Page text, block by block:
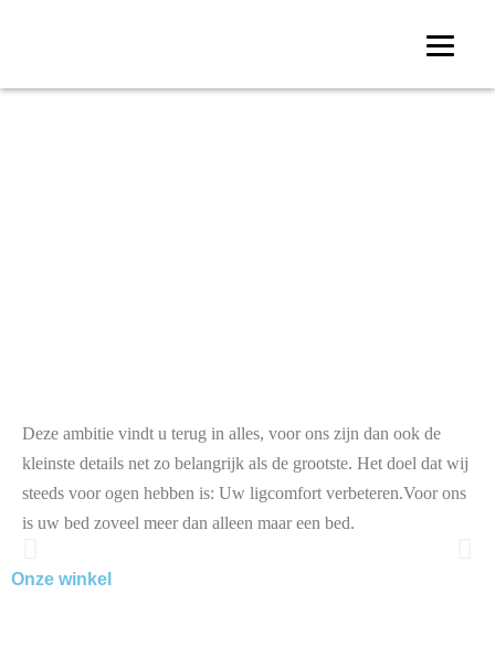
Deze ambitie vindt u terug in alles, voor ons zijn dan ook de
kleinste details net zo belangrijk als de grootste. Het doel dat wij
steeds voor ogen hebben is: Uw ligcomfort verbeteren.Voor ons
is uw bed zoveel meer dan alleen maar een bed.
Onze winkel